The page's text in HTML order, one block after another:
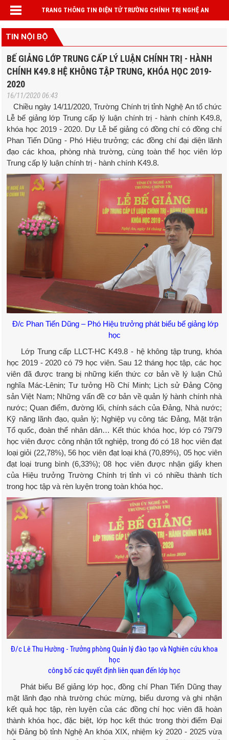
TRANG THÔNG TIN ĐIỆN TỬ TRƯỜNG CHÍNH TRỊ NGHỆ AN
TIN NỘI BỘ
BẾ GIẢNG LỚP TRUNG CẤP LÝ LUẬN CHÍNH TRỊ - HÀNH
CHÍNH K49.8 HỆ KHÔNG TẬP TRUNG, KHÓA HỌC 2019-
2020
16/11/2020 06:43
Chiều ngày 14/11/2020, Trường Chính trị tỉnh Nghệ An tổ chức
Lễ bế giảng lớp Trung cấp lý luận chính trị - hành chính K49.8,
khóa học 2019 - 2020. Dự Lễ bế giảng có đồng chí có đồng chí
Phan Tiến Dũng - Phó Hiệu trưởng; các đồng chí đại diện lãnh
đạo các khoa, phòng nhà trường, cùng toàn thể học viên lớp
Trung cấp lý luận chính trị - hành chính K49.8.
Đ/c Phan Tiến Dũng – Phó Hiệu trưởng phát biểu bế giảng lớp
học
Lớp Trung cấp LLCT-HC K49.8 - hệ không tập trung, khóa
học 2019 - 2020 có 79 học viên. Sau 12 tháng học tập, các học
viên đã được trang bị những kiến thức cơ bản về lý luận Chủ
nghĩa Mác-Lênin; Tư tưởng Hồ Chí Minh; Lịch sử Đảng Cộng
sản Việt Nam; Những vấn đề cơ bản về quản lý hành chính nhà
nước; Quan điểm, đường lối, chính sách của Đảng, Nhà nước;
Kỹ năng lãnh đạo, quản lý; Nghiệp vụ công tác Đảng, Mặt trận
Tổ quốc, đoàn thể nhân dân… Kết thúc khóa học, lớp có 79/79
học viên được công nhận tốt nghiệp, trong đó có 18 học viên đạt
loại giỏi (22,78%), 56 học viên đạt loại khá (70,89%), 05 học viên
đạt loại trung bình (6,33%); 08 học viên được nhận giấy khen
của Hiệu trưởng Trường Chính trị tỉnh vì có nhiều thành tích
trong học tập và rèn luyện trong toàn khóa học.
Đ/c Lê Thu Hường - Trưởng phòng Quản lý đào tạo và Nghiên cứu khoa
học
công bố các quyết định liên quan đến lớp học
Phát biểu Bế giảng lớp học, đồng chí Phan Tiến Dũng thay
mặt lãnh đạo nhà trường chúc mừng, biểu dương và ghi nhận
kết quả học tập, rèn luyện của các đồng chí học viên đã hoàn
thành khóa học, đặc biệt, lớp học kết thúc trong thời điểm Đại
hội Đảng bộ tỉnh Nghệ An khóa XIX, nhiệm kỳ 2020 - 2025 vừa